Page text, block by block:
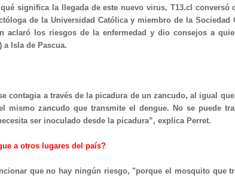
significa la llegada de este nuevo virus, T13.cl conversó
de la Universidad Católica y miembro de la Sociedad
aclaró los riesgos de la enfermedad y dio consejos a
Isla de Pascua.
contagia a través de la picadura de un zancudo, al igual
mismo zancudo que transmite el dengue. No se puede
ser inoculado desde la picadura”, explica Perret.
a otros lugares del país?
que no hay ningún riesgo, "porque el mosquito que